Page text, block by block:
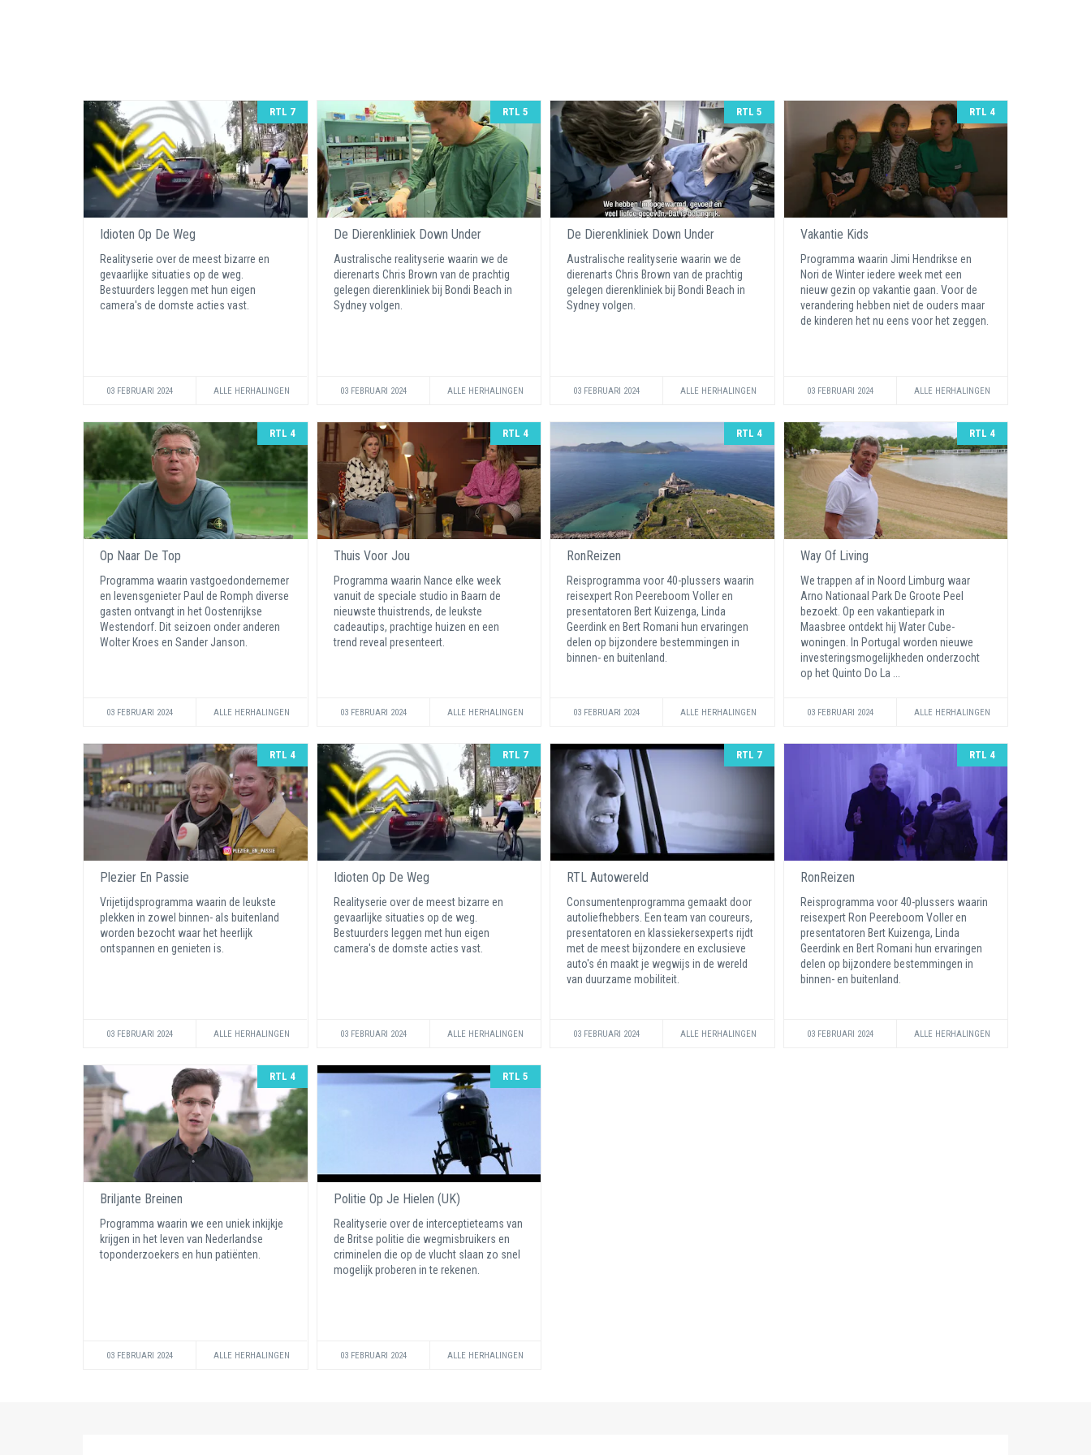
RTL 7
Idioten Op De Weg
Realityserie over de meest bizarre en
gevaarlijke situaties op de weg.
Bestuurders leggen met hun eigen
camera's de domste acties vast.
03 FEBRUARI 2024 ALLE HERHALINGEN
RTL 5
De Dierenkliniek Down Under
Australische realityserie waarin we de
dierenarts Chris Brown van de prachtig
gelegen dierenkliniek bij Bondi Beach in
Sydney volgen.
03 FEBRUARI 2024 ALLE HERHALINGEN
RTL 5
De Dierenkliniek Down Under
Australische realityserie waarin we de
dierenarts Chris Brown van de prachtig
gelegen dierenkliniek bij Bondi Beach in
Sydney volgen.
03 FEBRUARI 2024 ALLE HERHALINGEN
RTL 4
Vakantie Kids
Programma waarin Jimi Hendrikse en
Nori de Winter iedere week met een
nieuw gezin op vakantie gaan. Voor de
verandering hebben niet de ouders maar
de kinderen het nu eens voor het zeggen.
03 FEBRUARI 2024 ALLE HERHALINGEN
RTL 4
Op Naar De Top
Programma waarin vastgoedondernemer
en levensgenieter Paul de Romph diverse
gasten ontvangt in het Oostenrijkse
Westendorf. Dit seizoen onder anderen
Wolter Kroes en Sander Janson.
03 FEBRUARI 2024 ALLE HERHALINGEN
RTL 4
Thuis Voor Jou
Programma waarin Nance elke week
vanuit de speciale studio in Baarn de
nieuwste thuistrends, de leukste
cadeautips, prachtige huizen en een
trend reveal presenteert.
03 FEBRUARI 2024 ALLE HERHALINGEN
RTL 4
RonReizen
Reisprogramma voor 40-plussers waarin
reisexpert Ron Peereboom Voller en
presentatoren Bert Kuizenga, Linda
Geerdink en Bert Romani hun ervaringen
delen op bijzondere bestemmingen in
binnen- en buitenland.
03 FEBRUARI 2024 ALLE HERHALINGEN
RTL 4
Way Of Living
We trappen af in Noord Limburg waar
Arno Nationaal Park De Groote Peel
bezoekt. Op een vakantiepark in
Maasbree ontdekt hij Water Cube-
woningen. In Portugal worden nieuwe
investeringsmogelijkheden onderzocht
op het Quinto Do La ...
03 FEBRUARI 2024 ALLE HERHALINGEN
RTL 4
Plezier En Passie
Vrijetijdsprogramma waarin de leukste
plekken in zowel binnen- als buitenland
worden bezocht waar het heerlijk
ontspannen en genieten is.
03 FEBRUARI 2024 ALLE HERHALINGEN
RTL 7
Idioten Op De Weg
Realityserie over de meest bizarre en
gevaarlijke situaties op de weg.
Bestuurders leggen met hun eigen
camera's de domste acties vast.
03 FEBRUARI 2024 ALLE HERHALINGEN
RTL 7
RTL Autowereld
Consumentenprogramma gemaakt door
autoliefhebbers. Een team van coureurs,
presentatoren en klassiekersexperts rijdt
met de meest bijzondere en exclusieve
auto's én maakt je wegwijs in de wereld
van duurzame mobiliteit.
03 FEBRUARI 2024 ALLE HERHALINGEN
RTL 4
RonReizen
Reisprogramma voor 40-plussers waarin
reisexpert Ron Peereboom Voller en
presentatoren Bert Kuizenga, Linda
Geerdink en Bert Romani hun ervaringen
delen op bijzondere bestemmingen in
binnen- en buitenland.
03 FEBRUARI 2024 ALLE HERHALINGEN
RTL 4
Briljante Breinen
Programma waarin we een uniek inkijkje
krijgen in het leven van Nederlandse
toponderzoekers en hun patiënten.
03 FEBRUARI 2024 ALLE HERHALINGEN
RTL 5
Politie Op Je Hielen (UK)
Realityserie over de interceptieteams van
de Britse politie die wegmisbruikers en
criminelen die op de vlucht slaan zo snel
mogelijk proberen in te rekenen.
03 FEBRUARI 2024 ALLE HERHALINGEN